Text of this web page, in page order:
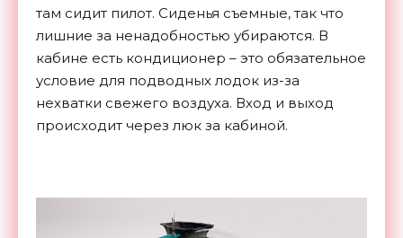
там сидит пилот. Сиденья съемные, так что
лишние за ненадобностью убираются. В
кабине есть кондиционер – это обязательное
условие для подводных лодок из-за
нехватки свежего воздуха. Вход и выход
происходит через люк за кабиной.